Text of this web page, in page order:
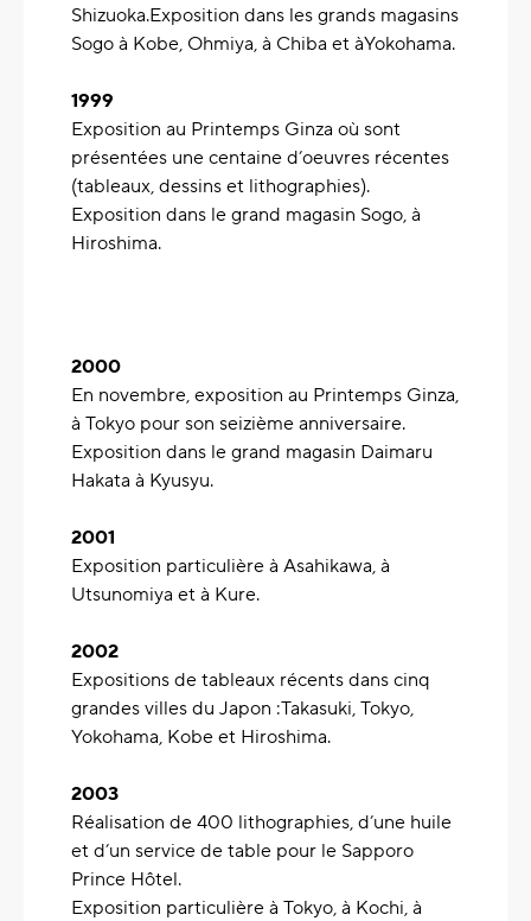
Shizuoka.Exposition dans les grands magasins
Sogo à Kobe, Ohmiya, à Chiba et àYokohama.
1999
Exposition au Printemps Ginza où sont
présentées une centaine d’oeuvres récentes
(tableaux, dessins et lithographies).
Exposition dans le grand magasin Sogo, à
Hiroshima.
2000
En novembre, exposition au Printemps Ginza,
à Tokyo pour son seizième anniversaire.
Exposition dans le grand magasin Daimaru
Hakata à Kyusyu.
2001
Exposition particulière à Asahikawa, à
Utsunomiya et à Kure.
2002
Expositions de tableaux récents dans cinq
grandes villes du Japon :Takasuki, Tokyo,
Yokohama, Kobe et Hiroshima.
2003
Réalisation de 400 lithographies, d’une huile
et d’un service de table pour le Sapporo
Prince Hôtel.
Exposition particulière à Tokyo, à Kochi, à